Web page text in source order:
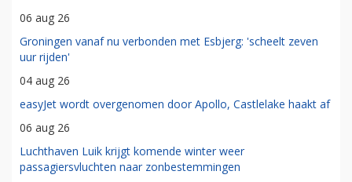
06 aug 26
Groningen vanaf nu verbonden met Esbjerg: 'scheelt zeven
uur rijden'
04 aug 26
easyJet wordt overgenomen door Apollo, Castlelake haakt af
06 aug 26
Luchthaven Luik krijgt komende winter weer
passagiersvluchten naar zonbestemmingen